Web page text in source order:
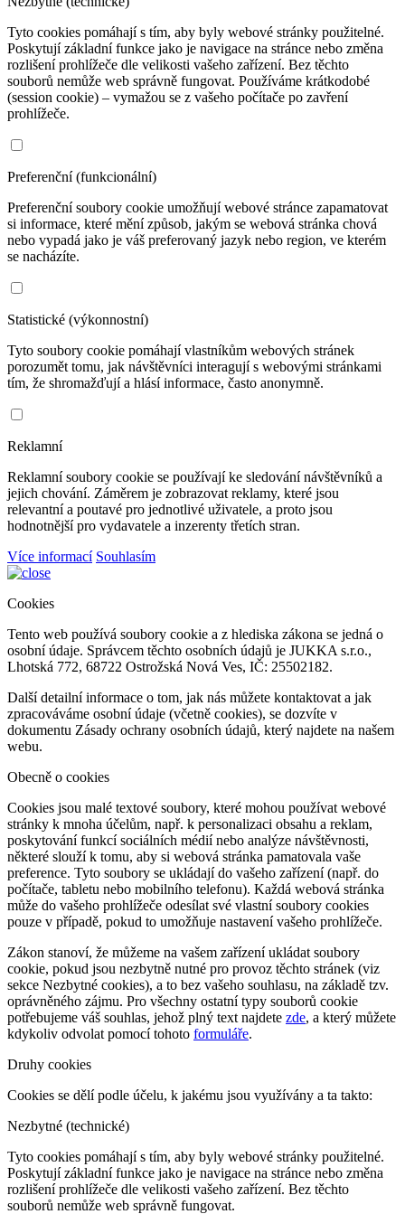
Tyto cookies pomáhají s tím, aby byly webové stránky použitelné.
Poskytují základní funkce jako je navigace na stránce nebo změna
rozlišení prohlížeče dle velikosti vašeho zařízení. Bez těchto
souborů nemůže web správně fungovat. Používáme krátkodobé
(session cookie) – vymažou se z vašeho počítače po zavření
prohlížeče.
Preferenční (funkcionální)
Preferenční soubory cookie umožňují webové stránce zapamatovat
si informace, které mění způsob, jakým se webová stránka chová
nebo vypadá jako je váš preferovaný jazyk nebo region, ve kterém
se nacházíte.
Statistické (výkonnostní)
Tyto soubory cookie pomáhají vlastníkům webových stránek
porozumět tomu, jak návštěvníci interagují s webovými stránkami
tím, že shromažďují a hlásí informace, často anonymně.
Reklamní
Reklamní soubory cookie se používají ke sledování návštěvníků a
jejich chování. Záměrem je zobrazovat reklamy, které jsou
relevantní a poutavé pro jednotlivé uživatele, a proto jsou
hodnotnější pro vydavatele a inzerenty třetích stran.
Více informací Souhlasím
Cookies
Tento web používá soubory cookie a z hlediska zákona se jedná o
osobní údaje. Správcem těchto osobních údajů je JUKKA s.r.o.,
Lhotská 772, 68722 Ostrožská Nová Ves, IČ: 25502182.
Další detailní informace o tom, jak nás můžete kontaktovat a jak
zpracováváme osobní údaje (včetně cookies), se dozvíte v
dokumentu Zásady ochrany osobních údajů, který najdete na našem
webu.
Obecně o cookies
Cookies jsou malé textové soubory, které mohou používat webové
stránky k mnoha účelům, např. k personalizaci obsahu a reklam,
poskytování funkcí sociálních médií nebo analýze návštěvnosti,
některé slouží k tomu, aby si webová stránka pamatovala vaše
preference. Tyto soubory se ukládají do vašeho zařízení (např. do
počítače, tabletu nebo mobilního telefonu). Každá webová stránka
může do vašeho prohlížeče odesílat své vlastní soubory cookies
pouze v případě, pokud to umožňuje nastavení vašeho prohlížeče.
Zákon stanoví, že můžeme na vašem zařízení ukládat soubory
cookie, pokud jsou nezbytně nutné pro provoz těchto stránek (viz
sekce Nezbytné cookies), a to bez vašeho souhlasu, na základě tzv.
oprávněného zájmu. Pro všechny ostatní typy souborů cookie
potřebujeme váš souhlas, jehož plný text najdete zde, a který můžete
kdykoliv odvolat pomocí tohoto formuláře.
Druhy cookies
Cookies se dělí podle účelu, k jakému jsou využívány a ta takto:
Nezbytné (technické)
Tyto cookies pomáhají s tím, aby byly webové stránky použitelné.
Poskytují základní funkce jako je navigace na stránce nebo změna
rozlišení prohlížeče dle velikosti vašeho zařízení. Bez těchto
souborů nemůže web správně fungovat.